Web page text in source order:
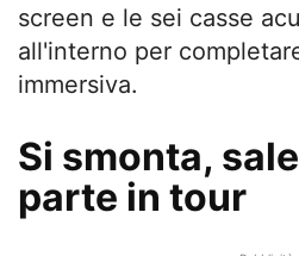
screen e le sei casse
all'interno per
immersiva.
Si smonta,
parte in tour